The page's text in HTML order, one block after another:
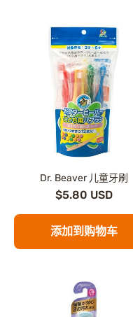
Dr. Beaver 儿童牙刷
$5.80 USD
添加到购物车